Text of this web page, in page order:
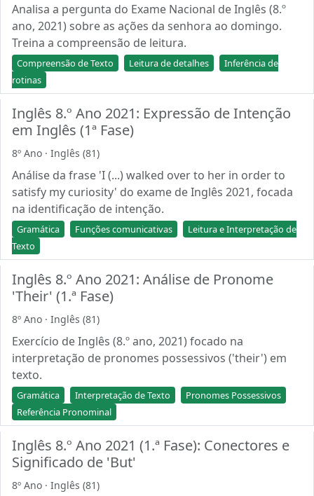
Analisa a pergunta do Exame Nacional de Inglês (8.º
ano, 2021) sobre as ações da senhora ao domingo.
Treina a compreensão de leitura.
Compreensão de Texto Leitura de detalhes
Inferência de
rotinas
Inglês 8.º Ano 2021: Expressão de Intenção
em Inglês (1ª Fase)
8º Ano · Inglês (81)
Análise da frase 'I (...) walked over to her in order to
satisfy my curiosity' do exame de Inglês 2021, focada
na identificação de intenção.
Gramática Funções comunicativas
Leitura e Interpretação de
Texto
Inglês 8.º Ano 2021: Análise de Pronome
'Their' (1.ª Fase)
8º Ano · Inglês (81)
Exercício de Inglês (8.º ano, 2021) focado na
interpretação de pronomes possessivos ('their') em
texto.
Gramática Interpretação de Texto
Pronomes Possessivos
Referência Pronominal
Inglês 8.º Ano 2021 (1.ª Fase): Conectores e
Significado de 'But'
8º Ano · Inglês (81)